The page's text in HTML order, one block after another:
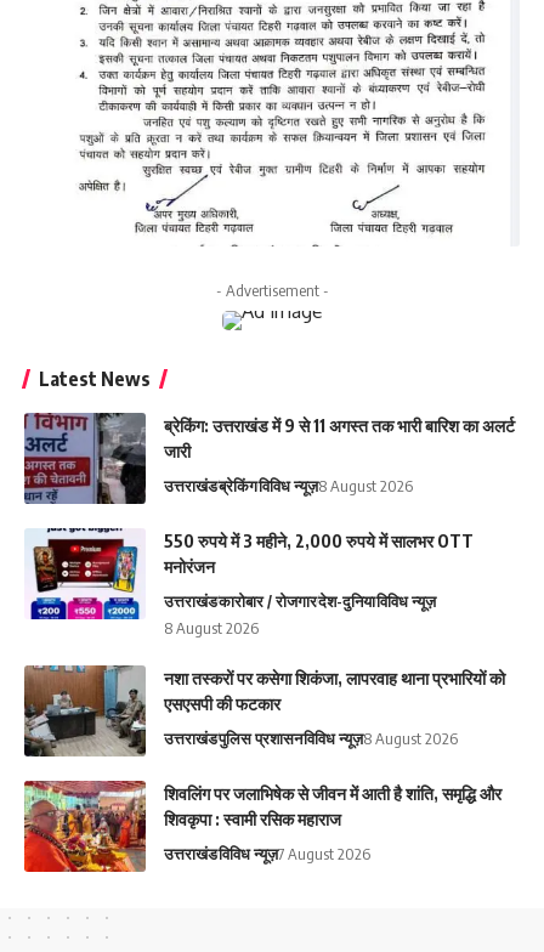
- Advertisement -
Latest News
ब्रेकिंग: उत्तराखंड में 9 से 11 अगस्त तक भारी बारिश का अलर्ट
जारी
उत्तराखंडब्रेकिंगविविध न्यूज़8 August 2026
550 रुपये में 3 महीने, 2,000 रुपये में सालभर OTT
मनोरंजन
उत्तराखंडकारोबार / रोजगारदेश-दुनियाविविध न्यूज़
8 August 2026
नशा तस्करों पर कसेगा शिकंजा, लापरवाह थाना प्रभारियों को
एसएसपी की फटकार
उत्तराखंडपुलिस प्रशासनविविध न्यूज़8 August 2026
शिवलिंग पर जलाभिषेक से जीवन में आती है शांति, समृद्धि और
शिवकृपा : स्वामी रसिक महाराज
उत्तराखंडविविध न्यूज़7 August 2026